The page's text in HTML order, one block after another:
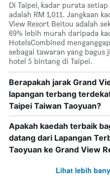
Di Taipei, kadar purata
adalah RM 1,011. Jangkaan
View Resort Beitou adalah
69% lebih murah daripada
HotelsCombined
sebagai tawaran yang bagus
hotel 5 bintang di Taipei.
Berapakah jarak Grand
lapangan terbang
Taipei Taiwan Taoyuan?
Apakah kaedah terbaik
datang dari Lapangan
Taoyuan ke Grand View
Lihat lebih